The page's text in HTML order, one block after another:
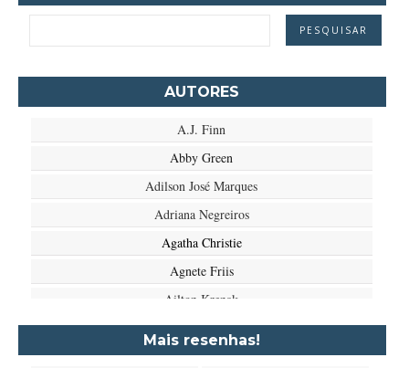
AUTORES
A.J. Finn
Abby Green
Adilson José Marques
Adriana Negreiros
Agatha Christie
Agnete Friis
Ailton Krenak
Aimée de Jongh
Aione Simões
Mais resenhas!